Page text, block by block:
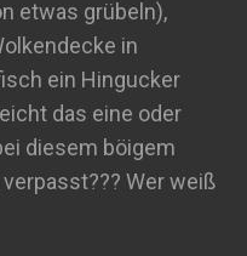
etwas grübeln),
in
ein Hingucker
das eine oder
diesem böigem
Wer weiß